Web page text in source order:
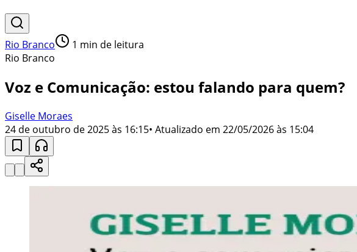
Rio Branco 1 min de leitura
Rio Branco
Voz e Comunicação: estou falando para quem?
Giselle Moraes
24 de outubro de 2025 às 16:15• Atualizado em 22/05/2026 às 15:04